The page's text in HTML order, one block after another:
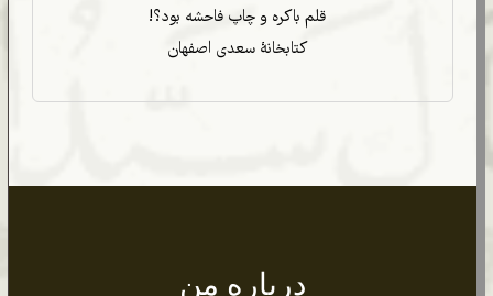
قلم باکره و چاپ فاحشه بود؟!
کتابخانۀ سعدی اصفهان
درباره من